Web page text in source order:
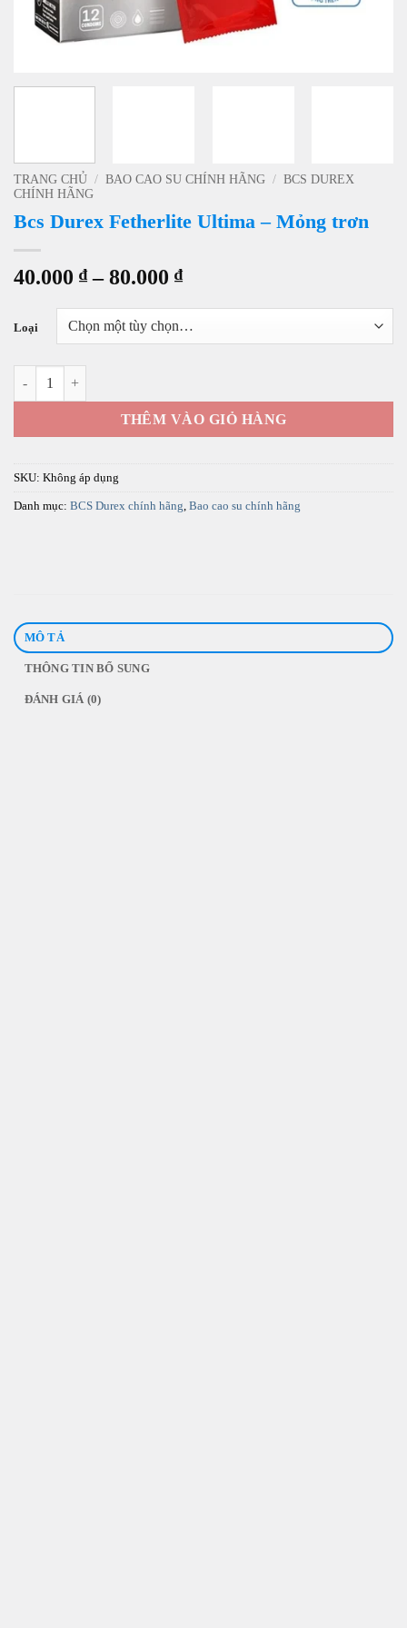
TRANG CHỦ / BAO CAO SU CHÍNH HÃNG / BCS DUREX
CHÍNH HÃNG
Bcs Durex Fetherlite Ultima – Mỏng trơn
40.000 ₫ – 80.000 ₫Khoảng
40.000 ₫
Loại
THÊM VÀO GIỎ HÀNG
SKU: Không áp dụng
Danh mục: BCS Durex chính hãng Bao cao su chính hãng
MÔ TẢ
THÔNG TIN BỔ SUNG
ĐÁNH GIÁ (0)